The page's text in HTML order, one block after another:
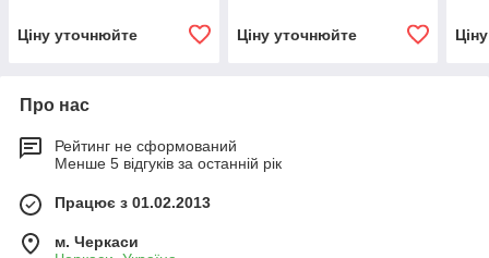
Ціну уточнюйте Ціну уточнюйте
Про нас
Рейтинг не сформований
Менше 5 відгуків за останній рік
Працює з 01.02.2013
м. Черкаси